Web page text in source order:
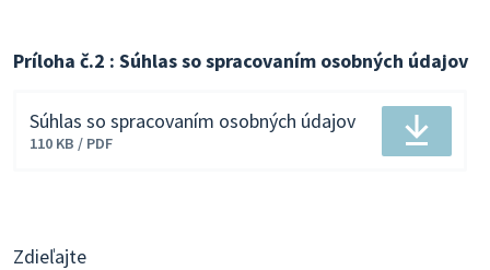
Príloha č.2 : Súhlas so spracovaním osobných údajov
Súhlas so spracovaním osobných údajov
Veľkosť
a
110 KB / PDF
Zdieľajte